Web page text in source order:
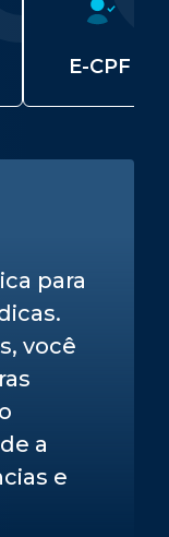
E-CPF
para
você
a
e